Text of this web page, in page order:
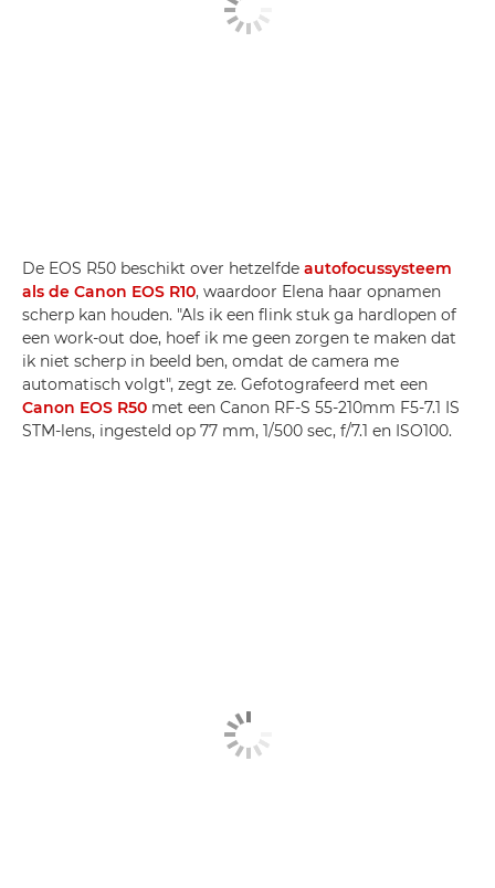
De EOS R50 beschikt over hetzelfde autofocussysteem
als de Canon EOS R10, waardoor Elena haar opnamen
scherp kan houden. "Als ik een flink stuk ga hardlopen of
een work-out doe, hoef ik me geen zorgen te maken dat
ik niet scherp in beeld ben, omdat de camera me
automatisch volgt", zegt ze. Gefotografeerd met een
Canon EOS R50 met een Canon RF-S 55-210mm F5-7.1 IS
STM-lens, ingesteld op 77 mm, 1/500 sec, f/7.1 en ISO100.